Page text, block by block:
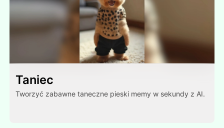
Taniec
Tworzyć zabawne taneczne pieski memy w sekundy z AI.